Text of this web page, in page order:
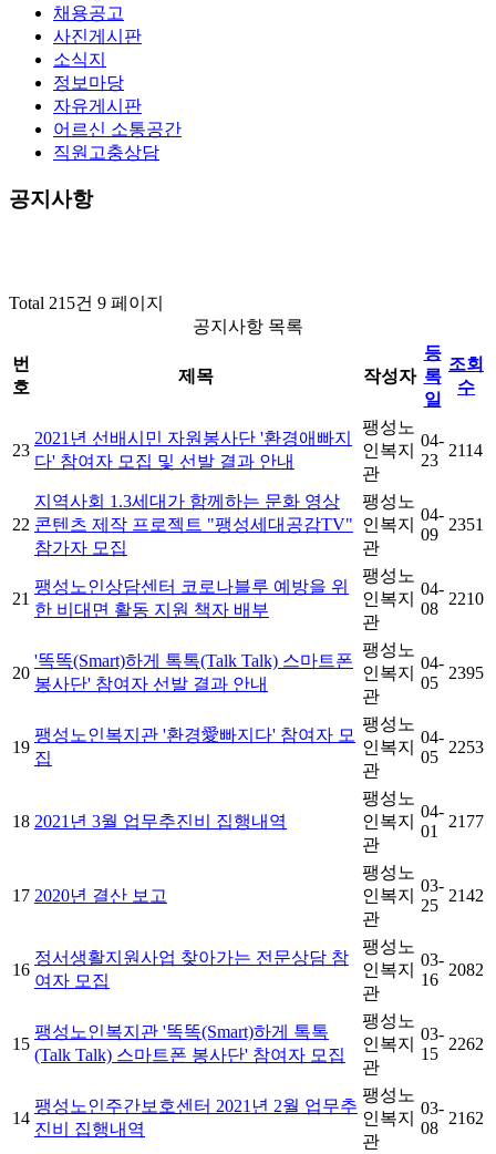
채용공고
사진게시판
소식지
정보마당
자유게시판
어르신 소통공간
직원고충상담
공지사항
Total 215건 9 페이지
공지사항 목록
번
호
제목 작성자
등
록
일
조회
수
23
2021년 선배시민 자원봉사단 '환경애빠지
다' 참여자 모집 및 선발 결과 안내
팽성노
인복지
관
04-
23
2114
22
지역사회 1.3세대가 함께하는 문화 영상
콘텐츠 제작 프로젝트 "팽성세대공감TV"
참가자 모집
팽성노
인복지
관
04-
09
2351
21
팽성노인상담센터 코로나블루 예방을 위
한 비대면 활동 지원 책자 배부
팽성노
인복지
관
04-
08
2210
20
'똑똑(Smart)하게 톡톡(Talk Talk) 스마트폰
봉사단' 참여자 선발 결과 안내
팽성노
인복지
관
04-
05
2395
19
팽성노인복지관 '환경愛빠지다' 참여자 모
집
팽성노
인복지
관
04-
05
2253
18 2021년 3월 업무추진비 집행내역
팽성노
인복지
관
04-
01
2177
17 2020년 결산 보고
팽성노
인복지
관
03-
25
2142
16
정서생활지원사업 찾아가는 전문상담 참
여자 모집
팽성노
인복지
관
03-
16
2082
15
팽성노인복지관 '똑똑(Smart)하게 톡톡
(Talk Talk) 스마트폰 봉사단' 참여자 모집
팽성노
인복지
관
03-
15
2262
14
팽성노인주간보호센터 2021년 2월 업무추
진비 집행내역
팽성노
인복지
관
03-
08
2162